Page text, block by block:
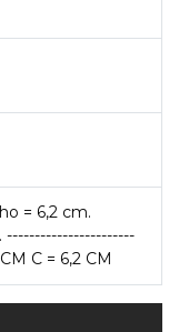
= 6,2 cm.
C = 6,2 CM